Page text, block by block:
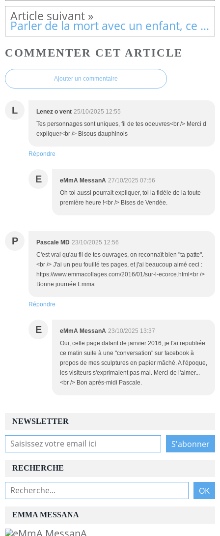
Parler de la mort avec un enfant, ce n’est pas impossible
COMMENTER CET ARTICLE
Ajouter un commentaire
L Lenez o vent 25/10/2025 12:55
Tes personnages sont uniques, fil de tes ooeuvres<br /> Merci d
expliquer<br /> Bisous dauphinois
Répondre
E eMmA MessanA 27/10/2025 07:56
Oh toi aussi pourrait expliquer, toi la fidèle de la toute
première heure !<br /> Bises de Vendée.
P Pascale MD 23/10/2025 12:56
C'est vrai qu'au fil de tes ouvrages, on reconnaît bien "ta patte".
<br /> J'ai un peu fouillé tes pages, et j'ai beaucoup aimé ceci :
https://www.emmacollages.com/2016/01/sur-l-ecorce.html<br />
Bonne journée Emma
Répondre
E eMmA MessanA 23/10/2025 13:37
Oui, cette page datant de janvier 2016, je l'ai republiée
ce matin suite à une "conversation" sur facebook à
propos de mes sculptures en papier mâché. A l'époque,
les visiteurs s'exprimaient pas mal. Merci de l'aimer...
<br /> Bon après-midi Pascale.
NEWSLETTER
RECHERCHE
EMMA MESSANA